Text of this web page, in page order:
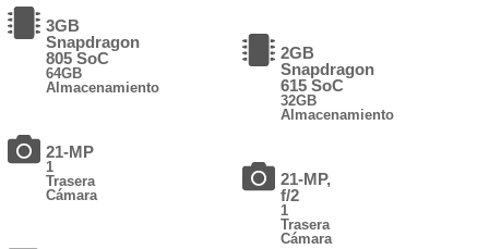
3GB
Snapdragon
805 SoC
64GB
Almacenamiento
21-MP
1
Trasera
Cámara
2GB
Snapdragon
615 SoC
32GB
Almacenamiento
21-MP,
f/2
1
Trasera
Cámara